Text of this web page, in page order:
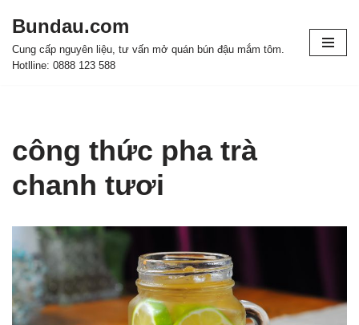
Chuyển
tới
Bundau.com
Cung cấp nguyên liệu, tư vấn mở quán bún đậu mắm tôm.
Hotlline: 0888 123 588
công thức pha trà
chanh tươi